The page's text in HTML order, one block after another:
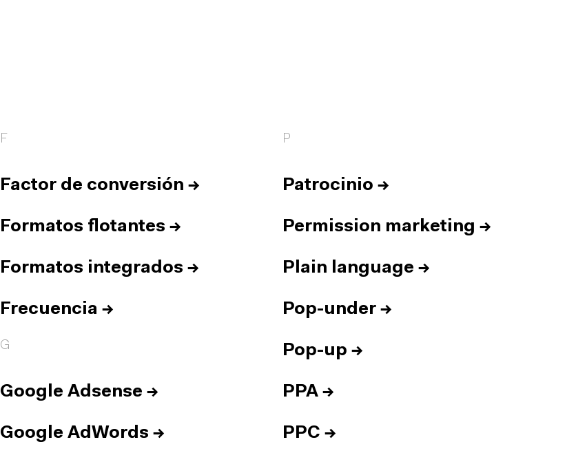
F
Factor de conversión →
Formatos flotantes →
Formatos integrados →
Frecuencia →
G
Google Adsense →
Google AdWords →
P
Patrocinio →
Permission marketing →
Plain language →
Pop-under →
Pop-up →
PPA →
PPC →